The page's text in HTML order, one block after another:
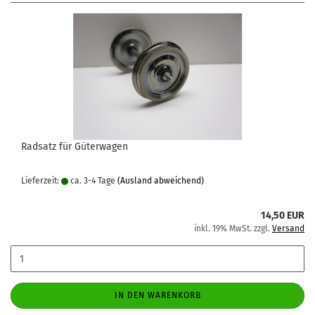
Radsatz für Güterwagen
Lieferzeit: ca. 3-4 Tage (Ausland abweichend)
14,50 EUR
inkl. 19% MwSt. zzgl. Versand
IN DEN WARENKORB